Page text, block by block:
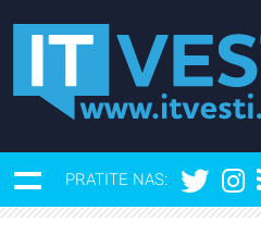
PRATITE NAS: